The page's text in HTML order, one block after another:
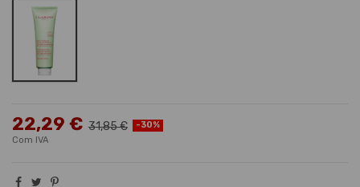
CLARINS DOUX NETTOYANT MOUSSANT PUTRIFIANT 125ML
22,29 € 31,85 €
-30%
Com IVA